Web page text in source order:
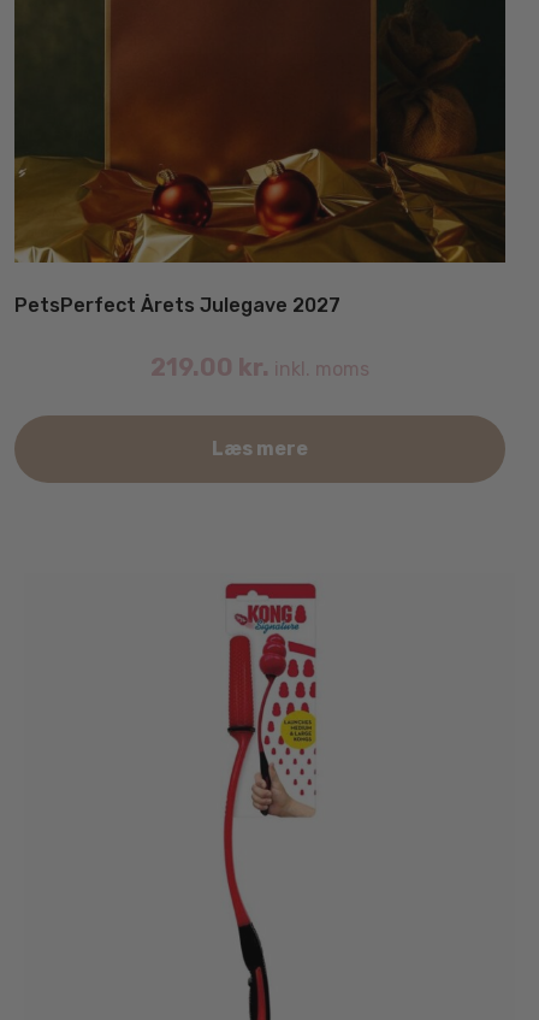
PetsPerfect Årets Julegave 2027
219.00 kr. inkl. moms
Læs mere